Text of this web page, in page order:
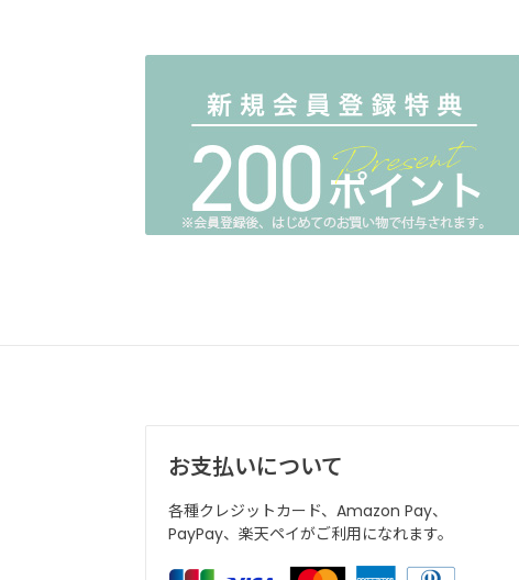
お支払いについて
各種クレジットカード、Amazon Pay、
PayPay、楽天ペイがご利用になれます。